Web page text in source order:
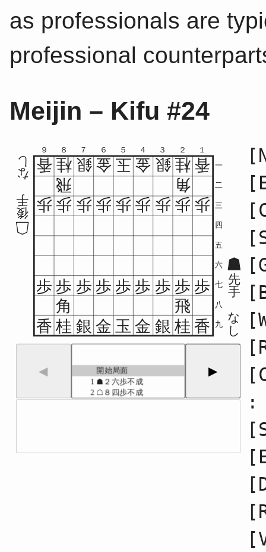
as professionals are
professional
Meijin – Kifu #24
９
一
８
二
７
三
６
四
５
五
４
六
３
七
２
八
１
九
香 桂 銀 金 玉 金 銀 桂 香
飛
角
歩 歩 歩 歩 歩 歩 歩 歩 歩
歩 歩 歩 歩 歩 歩 歩 歩 歩
角
飛
香 桂 銀 金 玉 金 銀 桂 香 し
な
手
先
し
な
手
後
◀
開始局面
1 ☗２六歩不成
2☖８四歩不成
3☗２五歩不成
▶
: